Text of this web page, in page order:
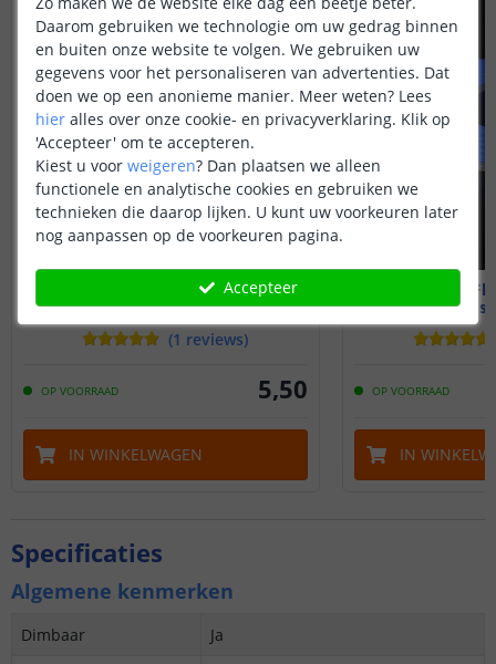
Accessoire set voor
Neon Maxi Rond
(1 reviews)
OP VOORRAAD 5,50
IN WINKELWAGEN
2M - LED
Losse
OP VOORRAAD
IN
Specificaties
Algemene kenmerken
Dimbaar
Ja
Daarom gebruiken we technologie om uw gedrag binnen
en buiten onze website te volgen. We gebruiken uw
gegevens voor het personaliseren van advertenties. Dat
doen we op een anonieme manier. Meer weten? Lees
hier alles over onze cookie- en privacyverklaring. Klik op
'Accepteer' om te accepteren.
Kiest u voor weigeren? Dan plaatsen we alleen
functionele en analytische cookies en gebruiken we
technieken die daarop lijken. U kunt uw voorkeuren later
nog aanpassen op de voorkeuren pagina.
Accepteer